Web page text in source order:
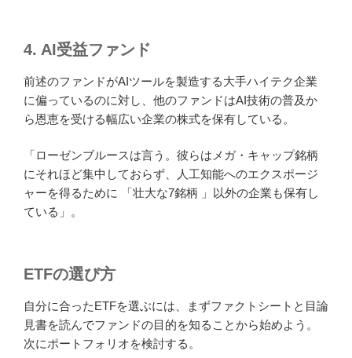
4. AI受益ファンド
前述のファンドがAIツールを製造する大手ハイテク企業
に偏っているのに対し、他のファンドはAI技術の普及か
ら恩恵を受ける幅広い企業の株式を保有している。
「ローゼンブルースは言う。彼らはメガ・キャップ銘柄
にそれほど集中しておらず、人工知能へのエクスポージ
ャーを得るために 「壮大な7銘柄 」以外の企業も保有し
ている」。
ETFの選び方
自分に合ったETFを選ぶには、まずファクトシートと目論
見書を読んでファンドの目的を知ることから始めよう。
次にポートフォリオを検討する。